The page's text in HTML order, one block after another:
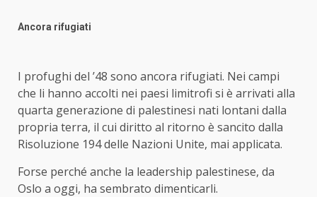
Ancora rifugiati
I profughi del ’48 sono ancora rifugiati. Nei campi
che li hanno accolti nei paesi limitrofi si è arrivati alla
quarta generazione di palestinesi nati lontani dalla
propria terra, il cui diritto al ritorno è sancito dalla
Risoluzione 194 delle Nazioni Unite, mai applicata.
Forse perché anche la leadership palestinese, da
Oslo a oggi, ha sembrato dimenticarli.